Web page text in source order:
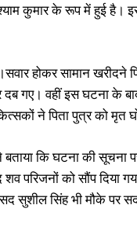
कुमार के रूप में हुई है।
होकर सामान
दब गए। वहीं इस घटना के
ने पिता पुत्र को
बताया कि घटना की
शव परिजनों को सौंप दिया
सुशील सिंह भी मौके पर